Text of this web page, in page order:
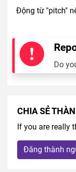
Động từ "pitch"
Do
CHIA SẺ
If you are really
Đăng thành